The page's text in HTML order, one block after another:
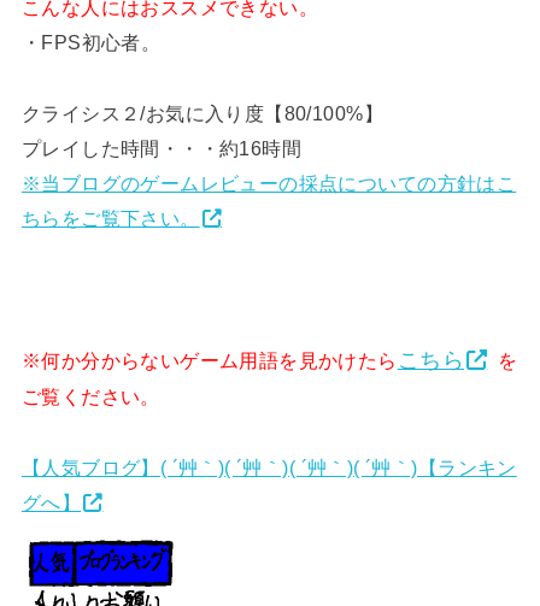
こんな人にはおススメできない。
・FPS初心者。
クライシス２/お気に入り度【80/100%】
プレイした時間・・・約16時間
※当ブログのゲームレビューの採点についての方針はこ
ちらをご覧下さい。
※何か分からないゲーム用語を見かけたら こちら
を
ご覧ください。
【人気ブログ】( ´艸｀)( ´艸｀)( ´艸｀)( ´艸｀)【ランキン
グへ】